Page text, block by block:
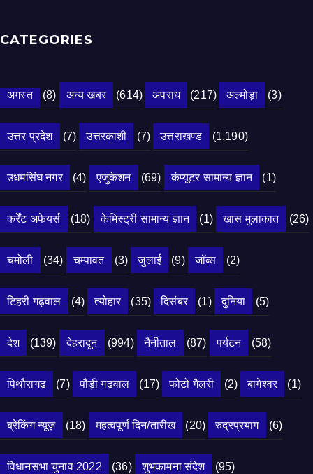
CATEGORIES
अगस्त (8) अन्य खबर (614) अपराध (217) अल्मोड़ा (3)
उत्तर प्रदेश (7) उत्तरकाशी (7) उत्तराखण्ड (1,190)
उधमसिंघ नगर (4) एजुकेशन (69) कंप्यूटर सामान्य ज्ञान (1)
कर्रेंट अफेयर्स (18) केमिस्ट्री सामान्य ज्ञान (1) खास मुलाकात (26)
चमोली (34) चम्पावत (3) जुलाई (9) जॉब्स (2)
टिहरी गढ़वाल (4) त्योहार (35) दिसंबर (1) दुनिया (5)
देश (139) देहरादून (994) नैनीताल (87) पर्यटन (58)
पिथौरागढ़ (7) पौड़ी गढ़वाल (17) फोटो गैलरी (2) बागेश्वर (1)
ब्रेकिंग न्यूज़ (18) महत्वपूर्ण दिन/तारीख (20) रुद्रप्रयाग (6)
विधानसभा चुनाव 2022 (36) शुभकामना संदेश (95)